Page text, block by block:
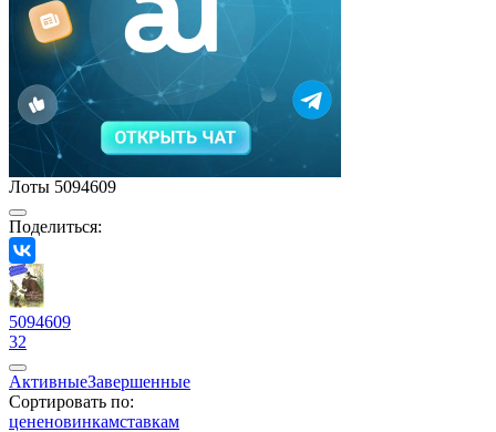
Лоты 5094609
Поделиться:
5094609
32
АктивныеЗавершенные
Сортировать по:
цененовинкамставкам